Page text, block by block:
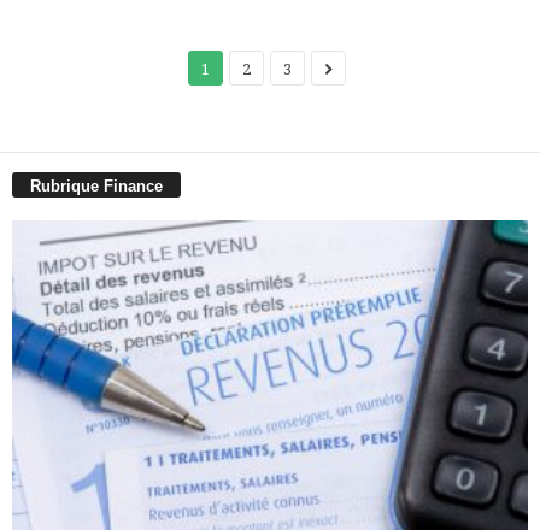
1 2 3
Rubrique Finance